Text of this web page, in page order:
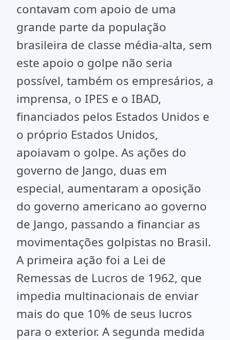
contavam com apoio de uma
grande parte da população
brasileira de classe média-alta, sem
este apoio o golpe não seria
possível, também os empresários, a
imprensa, o IPES e o IBAD,
financiados pelos Estados Unidos e
o próprio Estados Unidos,
apoiavam o golpe. As ações do
governo de Jango, duas em
especial, aumentaram a oposição
do governo americano ao governo
de Jango, passando a financiar as
movimentações golpistas no Brasil.
A primeira ação foi a Lei de
Remessas de Lucros de 1962, que
impedia multinacionais de enviar
mais do que 10% de seus lucros
para o exterior. A segunda medida